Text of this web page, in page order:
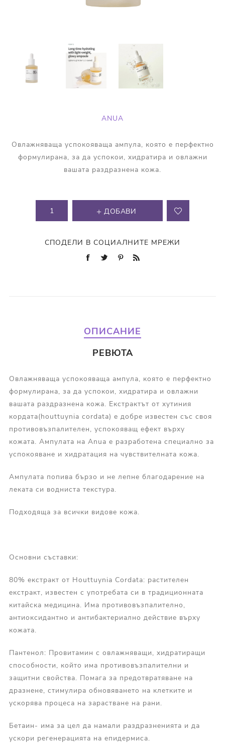
ANUA
Овлажняваща успокояваща ампула, която e перфектно
формулирана, за да успокои, хидратира и овлажни
вашата раздразнена кожа.
ДОБАВИ
СПОДЕЛИ В СОЦИАЛНИТЕ МРЕЖИ
ОПИСАНИЕ
РЕВЮТА
Овлажняваща успокояваща ампула, която e перфектно
формулирана, за да успокои, хидратира и овлажни
вашата раздразнена кожа. Екстрактът от хутиния
кордата(houttuynia cordata) е добре известен със своя
противовъзпалителен, успокояващ ефект върху
кожата. Ампулата на Anua е разработена специално за
успокояване и хидратация на чувствителната кожа.
Ампулата попива бързо и не лепне благодарение на
леката си водниста текстура.
Подходяща за всички видове кожа.
Основни съставки:
80% екстракт от Houttuynia Cordata: растителен
екстракт, известен с употребата си в традиционната
китайска медицина. Има противовъзпалително,
антиоксидантно и антибактериално действие върху
кожата.
Пантенол: Провитамин с овлажняващи, хидратиращи
способности, който има противовъзпалителни и
защитни свойства. Помага за предотвратяване на
дразнене, стимулира обновяването на клетките и
ускорява процеса на зарастване на рани.
Бетаин- има за цел да намали раздразненията и да
ускори регенерацията на епидермиса.